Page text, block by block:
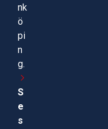
nk
ö
pi
n
g.
S
e
s